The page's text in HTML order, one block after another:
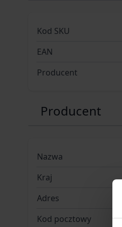
Kod SKU
EAN
Producent
Producent
Nazwa
Kraj
Adres
Kod pocztowy